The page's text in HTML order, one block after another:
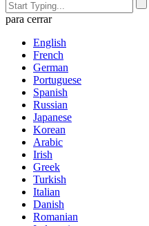
para cerrar
English
French
German
Portuguese
Spanish
Russian
Japanese
Korean
Arabic
Irish
Greek
Turkish
Italian
Danish
Romanian